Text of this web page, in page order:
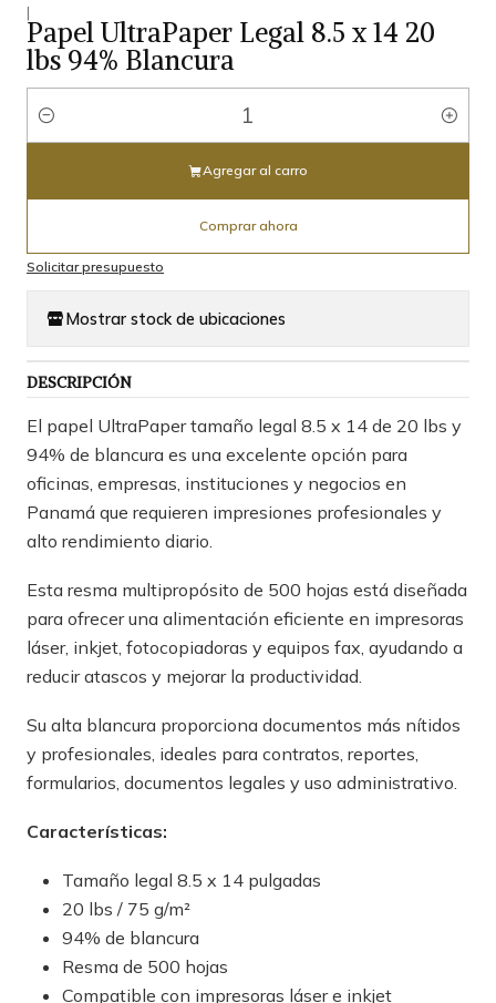
|
Papel UltraPaper Legal 8.5 x 14 20
lbs 94% Blancura
Cantidad
Agregar al carro
Comprar ahora
Solicitar presupuesto
Mostrar stock de ubicaciones
DESCRIPCIÓN
El papel UltraPaper tamaño legal 8.5 x 14 de 20 lbs y
94% de blancura es una excelente opción para
oficinas, empresas, instituciones y negocios en
Panamá que requieren impresiones profesionales y
alto rendimiento diario.
Esta resma multipropósito de 500 hojas está diseñada
para ofrecer una alimentación eficiente en impresoras
láser, inkjet, fotocopiadoras y equipos fax, ayudando a
reducir atascos y mejorar la productividad.
Su alta blancura proporciona documentos más nítidos
y profesionales, ideales para contratos, reportes,
formularios, documentos legales y uso administrativo.
Características:
Tamaño legal 8.5 x 14 pulgadas
20 lbs / 75 g/m²
94% de blancura
Resma de 500 hojas
Compatible con impresoras láser e inkjet